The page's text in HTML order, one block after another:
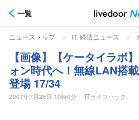
一覧
ニューストップ > IT 経済ニュース >
【画像】【ケータイラボ
ォン時代へ！無線LAN搭
登場 17/34
2007年7月26日 10時0分 ITライフハック